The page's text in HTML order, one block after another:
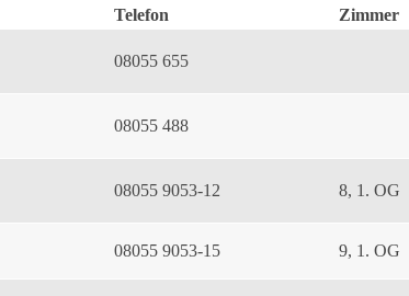
Telefon Zimmer
08055 655
08055 488
08055 9053-12 8, 1. OG
08055 9053-15 9, 1. OG